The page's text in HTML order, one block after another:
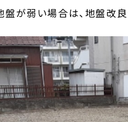
盤が弱い場合は、地盤改